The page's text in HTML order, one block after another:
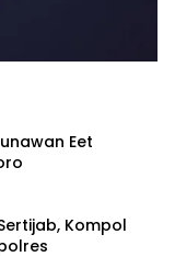
Eet
Kompol